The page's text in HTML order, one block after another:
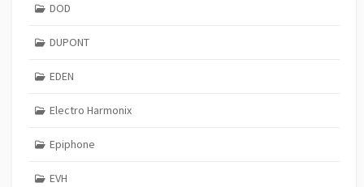
DOD
DUPONT
EDEN
Electro Harmonix
Epiphone
EVH